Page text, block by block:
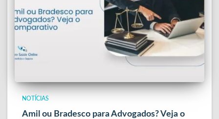
NOTÍCIAS
Amil ou Bradesco para Advogados? Veja o